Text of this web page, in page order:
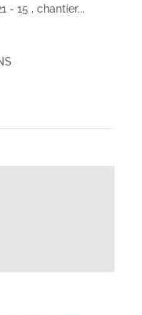
- 15 , chantier...